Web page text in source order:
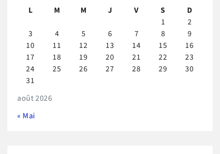
août 2026
L M M J V S
D
1
2
3
4 5 6 7 8
9
10
11 12 13 14 15
16
17
18 19 20 21 22
23
24
25 26 27 28 29
30
31
« Mai